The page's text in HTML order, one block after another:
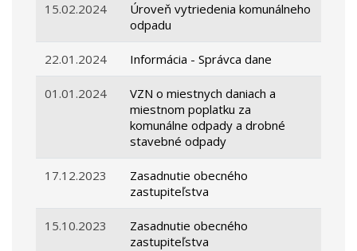
15.02.2024
Úroveň vytriedenia komunálneho
odpadu
22.01.2024 Informácia - Správca dane
01.01.2024
VZN o miestnych daniach a
miestnom poplatku za
komunálne odpady a drobné
stavebné odpady
17.12.2023
Zasadnutie obecného
zastupiteľstva
15.10.2023
Zasadnutie obecného
zastupiteľstva